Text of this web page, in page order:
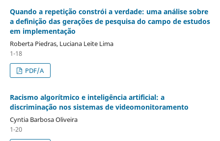
Quando a repetição constrói a verdade: uma análise sobre
a definição das gerações de pesquisa do campo de estudos
em implementação
Roberta Piedras, Luciana Leite Lima
1-18
PDF/A
Racismo algorítmico e inteligência artificial: a
discriminação nos sistemas de videomonitoramento
Cyntia Barbosa Oliveira
1-20